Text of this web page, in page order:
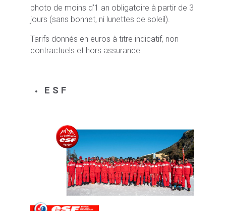
photo de moins d’1 an obligatoire à partir de 3
jours (sans bonnet, ni lunettes de soleil).
Tarifs donnés en euros à titre indicatif, non
contractuels et hors assurance.
E S F